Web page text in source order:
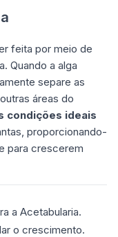
feita por meio de
Quando a alga
separe as
áreas do
condições ideais
proporcionando-
para crescerem
a Acetabularia.
o crescimento.